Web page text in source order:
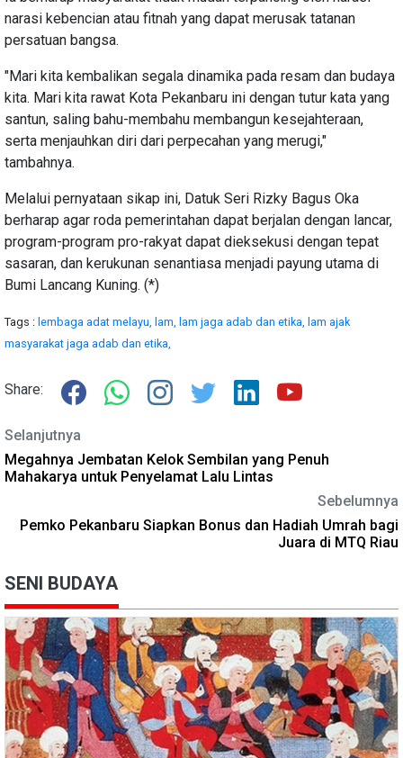
narasi kebencian atau fitnah yang dapat merusak tatanan
persatuan bangsa.
"Mari kita kembalikan segala dinamika pada resam dan budaya
kita. Mari kita rawat Kota Pekanbaru ini dengan tutur kata yang
santun, saling bahu-membahu membangun kesejahteraan,
serta menjauhkan diri dari perpecahan yang merugi,"
tambahnya.
Melalui pernyataan sikap ini, Datuk Seri Rizky Bagus Oka
berharap agar roda pemerintahan dapat berjalan dengan lancar,
program-program pro-rakyat dapat dieksekusi dengan tepat
sasaran, dan kerukunan senantiasa menjadi payung utama di
Bumi Lancang Kuning. (*)
Tags : lembaga adat melayu, lam, lam jaga adab dan etika,
lam ajak
masyarakat jaga adab dan etika,
Share:
Selanjutnya
Megahnya Jembatan Kelok Sembilan yang Penuh
Mahakarya untuk Penyelamat Lalu Lintas
Sebelumnya
Pemko Pekanbaru Siapkan Bonus dan Hadiah Umrah bagi
Juara di MTQ Riau
SENI BUDAYA